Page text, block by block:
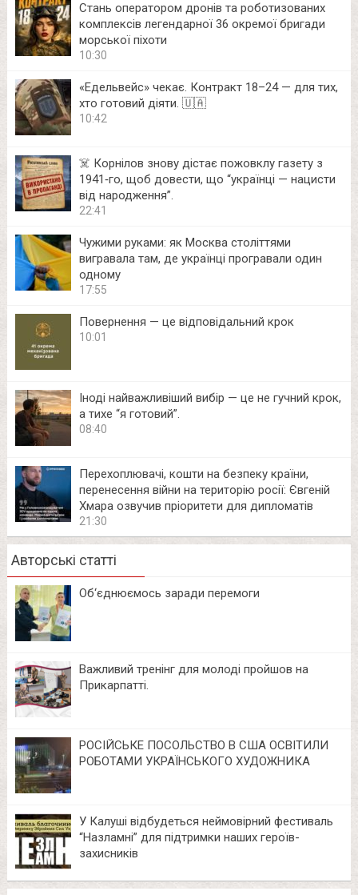
Стань оператором дронів та роботизованих
комплексів легендарної 36 окремої бригади
морської піхоти
10:30
«Едельвейс» чекає. Контракт 18–24 — для тих,
хто готовий діяти. 🇺🇦
10:42
☠️ Корнілов знову дістає пожовклу газету з
1941‑го, щоб довести, що “українці — нацисти
від народження”.
22:41
Чужими руками: як Москва століттями
вигравала там, де українці програвали один
одному
17:55
Повернення — це відповідальний крок
10:01
Іноді найважливіший вибір — це не гучний крок,
а тихе “я готовий”.
08:40
Перехоплювачі, кошти на безпеку країни,
перенесення війни на територію росії: Євгеній
Хмара озвучив пріоритети для дипломатів
21:30
Авторські статті
Об‘єднюємось заради перемоги
Важливий тренінг для молоді пройшов на
Прикарпатті.
РОСІЙСЬКЕ ПОСОЛЬСТВО В США ОСВІТИЛИ
РОБОТАМИ УКРАЇНСЬКОГО ХУДОЖНИКА
У Калуші відбудеться неймовірний фестиваль
“Назламні” для підтримки наших героїв-
захисників